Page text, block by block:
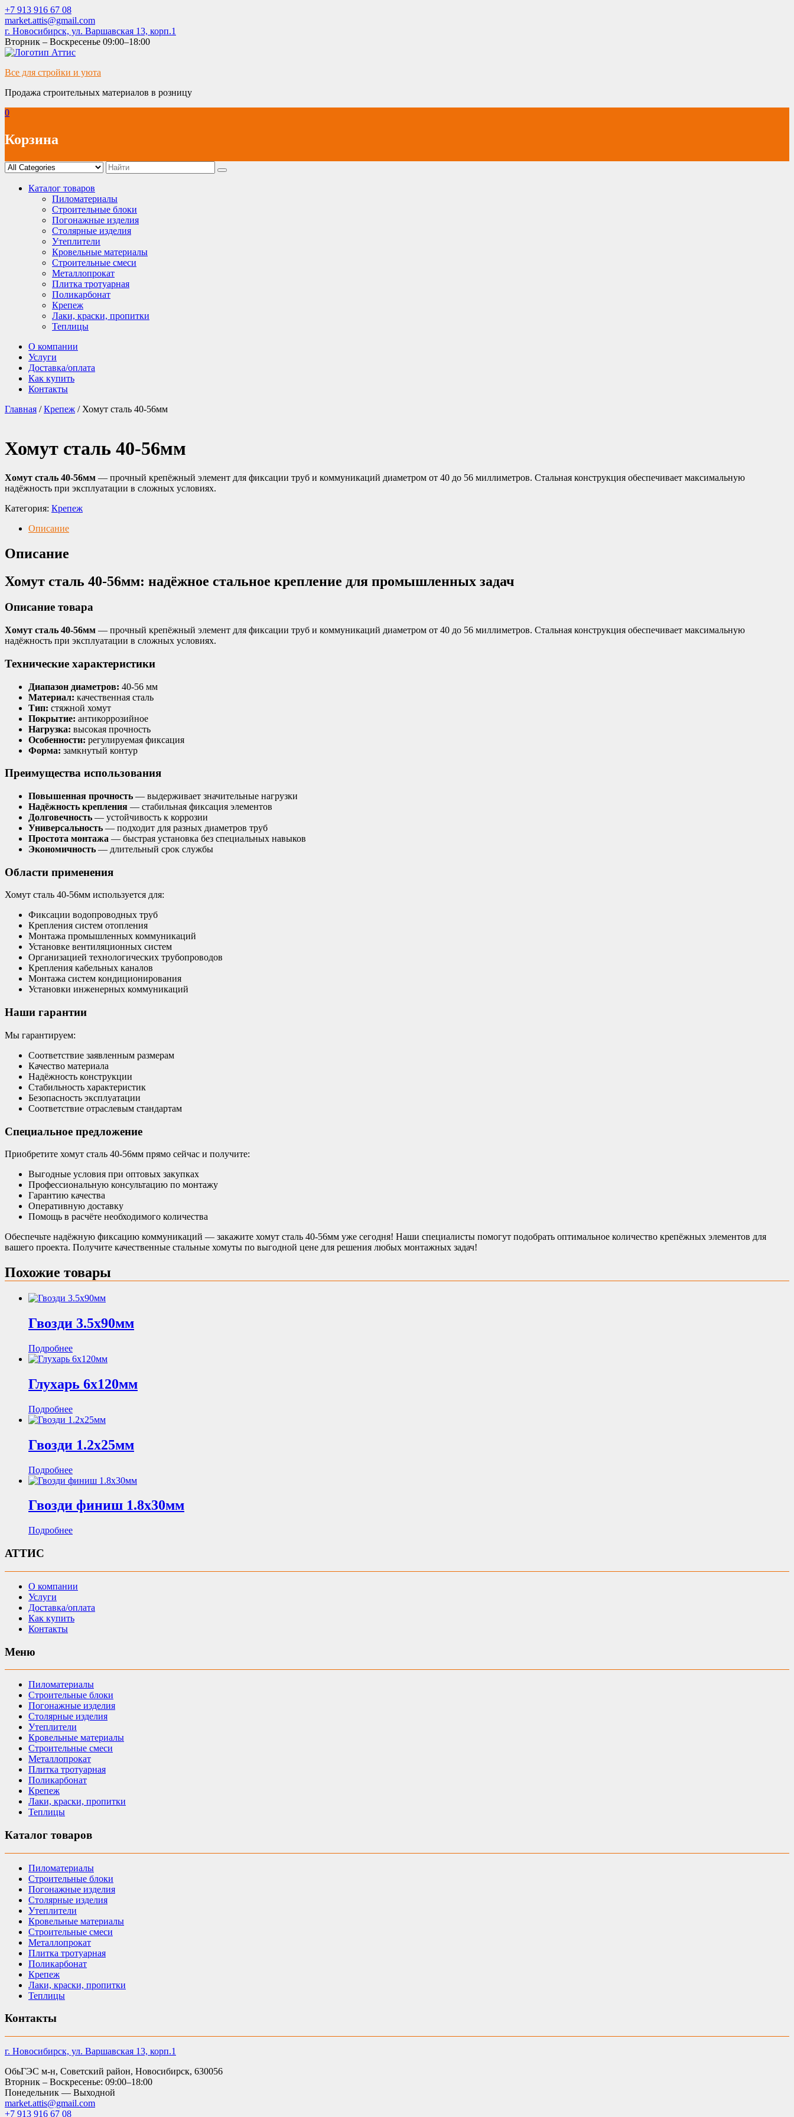
Skip
to
content
+7 913 916 67 08
market.attis@gmail.com
г. Новосибирск, ул. Варшавская 13, корп.1
Вторник – Воскресенье 09:00–18:00
Все для стройки и уюта
Продажа строительных материалов в розницу
0
Корзина
Каталог товаров
Пиломатериалы
Строительные блоки
Погонажные изделия
Столярные изделия
Утеплители
Кровельные материалы
Строительные смеси
Металлопрокат
Плитка тротуарная
Поликарбонат
Крепеж
Лаки, краски, пропитки
Теплицы
О компании
Услуги
Доставка/оплата
Как купить
Контакты
Главная /Крепеж / Хомут сталь 40-56мм
Хомут сталь 40-56мм
Хомут сталь 40-56мм — прочный крепёжный элемент для фиксации труб и коммуникаций диаметром от 40 до 56 миллиметров. Стальная конструкция обеспечивает максимальную
надёжность при эксплуатации в сложных условиях.
Категория: Крепеж
Описание
Описание
Хомут сталь 40-56мм: надёжное стальное крепление для промышленных задач
Описание товара
Хомут сталь 40-56мм — прочный крепёжный элемент для фиксации труб и коммуникаций диаметром от 40 до 56 миллиметров. Стальная конструкция обеспечивает максимальную
надёжность при эксплуатации в сложных условиях.
Технические характеристики
Диапазон диаметров: 40-56 мм
Материал: качественная сталь
Тип: стяжной хомут
Покрытие: антикоррозийное
Нагрузка: высокая прочность
Особенности: регулируемая фиксация
Форма: замкнутый контур
Преимущества использования
Повышенная прочность — выдерживает значительные нагрузки
Надёжность крепления — стабильная фиксация элементов
Долговечность — устойчивость к коррозии
Универсальность — подходит для разных диаметров труб
Простота монтажа — быстрая установка без специальных навыков
Экономичность — длительный срок службы
Области применения
Хомут сталь 40-56мм используется для:
Фиксации водопроводных труб
Крепления систем отопления
Монтажа промышленных коммуникаций
Установке вентиляционных систем
Организацией технологических трубопроводов
Крепления кабельных каналов
Монтажа систем кондиционирования
Установки инженерных коммуникаций
Наши гарантии
Мы гарантируем:
Соответствие заявленным размерам
Качество материала
Надёжность конструкции
Стабильность характеристик
Безопасность эксплуатации
Соответствие отраслевым стандартам
Специальное предложение
Приобретите хомут сталь 40-56мм прямо сейчас и получите:
Выгодные условия при оптовых закупках
Профессиональную консультацию по монтажу
Гарантию качества
Оперативную доставку
Помощь в расчёте необходимого количества
Обеспечьте надёжную фиксацию коммуникаций — закажите хомут сталь 40-56мм уже сегодня! Наши специалисты помогут подобрать оптимальное количество крепёжных элементов для
вашего проекта. Получите качественные стальные хомуты по выгодной цене для решения любых монтажных задач!
Похожие товары
Гвозди 3.5х90мм
Подробнее
Глухарь 6х120мм
Подробнее
Гвозди 1.2х25мм
Подробнее
Гвозди финиш 1.8х30мм
Подробнее
АТТИС
О компании
Услуги
Доставка/оплата
Как купить
Контакты
Меню
Пиломатериалы
Строительные блоки
Погонажные изделия
Столярные изделия
Утеплители
Кровельные материалы
Строительные смеси
Металлопрокат
Плитка тротуарная
Поликарбонат
Крепеж
Лаки, краски, пропитки
Теплицы
Каталог товаров
Пиломатериалы
Строительные блоки
Погонажные изделия
Столярные изделия
Утеплители
Кровельные материалы
Строительные смеси
Металлопрокат
Плитка тротуарная
Поликарбонат
Крепеж
Лаки, краски, пропитки
Теплицы
Контакты
г. Новосибирск, ул. Варшавская 13, корп.1
ОбьГЭС м-н, Советский район, Новосибирск, 630056
Вторник – Воскресенье: 09:00–18:00
Понедельник — Выходной
market.attis@gmail.com
+7 913 916 67 08